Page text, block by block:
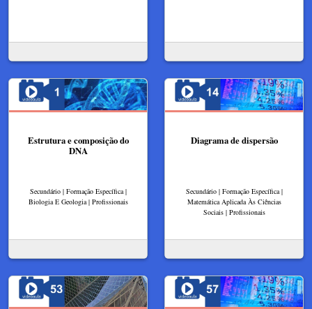
Estrutura e composição do
DNA
Secundário | Formação Específica |
Biologia E Geologia | Profissionais
Diagrama de dispersão
Secundário | Formação Específica |
Matemática Aplicada Às Ciências
Sociais | Profissionais